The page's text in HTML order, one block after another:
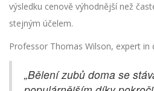
výsledku cenově výhodnější než
stejným účelem.
Professor Thomas Wilson, expert in
„Bělení zubů doma se